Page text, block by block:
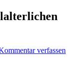
verfassen